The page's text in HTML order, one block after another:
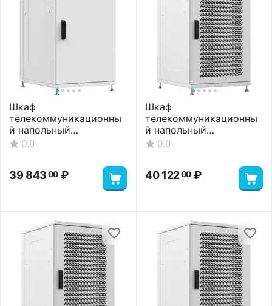
Шкаф
телекоммуникационны
й напольный
ШТНП-22U-600-600-
0.0
39 84300 ₽
Шкаф
телекоммуникационны
й напольный
ШТНП-22U-600-600-П-
0.0
40 12200 ₽